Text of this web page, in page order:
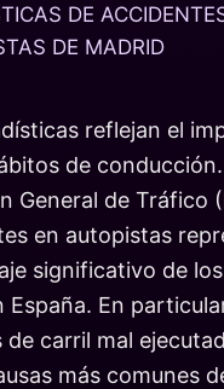
DE
DE MADRID
reflejan el
de
General de Tráfico
en autopistas
significativo de
España. En
de carril mal
más comunes